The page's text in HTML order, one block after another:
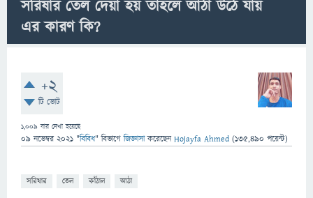
সরিষার তেল দেয়া হয় তাহলে আঠা উঠে যায়
এর কারণ কি?
+2
টি ভোট
1,009 বার দেখা হয়েছে
09 নভেম্বর 2021 "বিবিধ" বিভাগে জিজ্ঞাসাকরেছেনHojayfa Ahmed (135,490 পয়েন্ট)
সরিষার তেল কাঁঠাল আঠা